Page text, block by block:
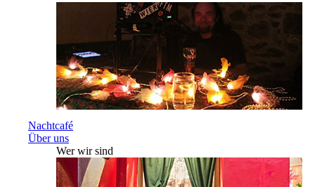
Nachtcafé
Über uns
Wer wir sind